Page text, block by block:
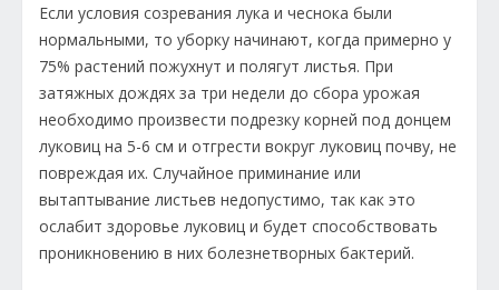
Если условия созревания лука и чеснока были
нормальными, то уборку начинают, когда примерно у
75% растений пожухнут и полягут листья. При
затяжных дождях за три недели до сбора урожая
необходимо произвести подрезку корней под донцем
луковиц на 5-6 см и отгрести вокруг луковиц почву, не
повреждая их. Случайное приминание или
вытаптывание листьев недопустимо, так как это
ослабит здоровье луковиц и будет способствовать
проникновению в них болезнетворных бактерий.